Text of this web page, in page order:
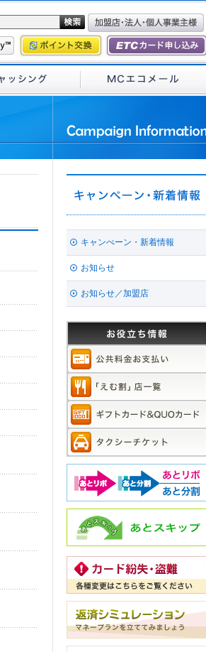
キャンぺーン・新着情報
お知らせ
お知らせ／加盟店